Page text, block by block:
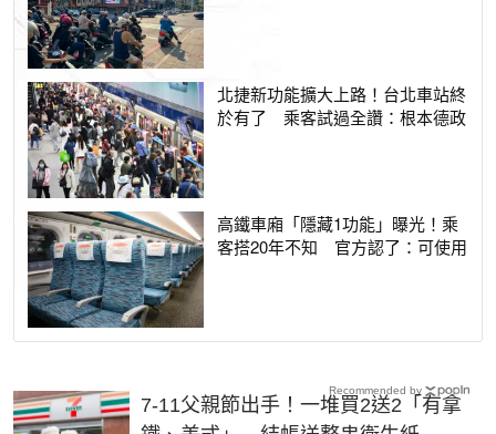
北捷新功能擴大上路！台北車站終
於有了 乘客試過全讚：根本德政
高鐵車廂「隱藏1功能」曝光！乘
客搭20年不知 官方認了：可使用
7-11父親節出手！一堆買2送2「有拿
Recommended by